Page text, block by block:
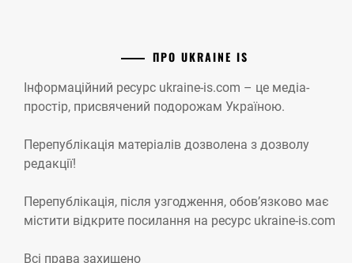
ПРО UKRAINE IS
Інформаційний ресурс ukraine-is.com – це медіа-
простір, присвячений подорожам Україною.
Перепублікація матеріалів дозволена з дозволу
редакції!
Перепублікація, після узгодження, обов’язково має
містити відкрите посилання на ресурс ukraine-is.com
Всі права захищено